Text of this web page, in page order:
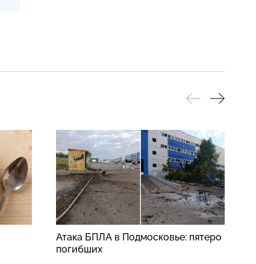
Атака БПЛА в Подмосковье: пятеро
погибших